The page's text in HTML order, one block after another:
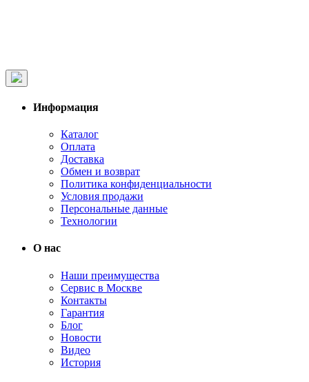
Информация
Каталог
Оплата
Доставка
Обмен и возврат
Политика конфиденциальности
Условия продажи
Персональные данные
Технологии
О нас
Наши преимущества
Сервис в Москве
Контакты
Гарантия
Блог
Новости
Видео
История